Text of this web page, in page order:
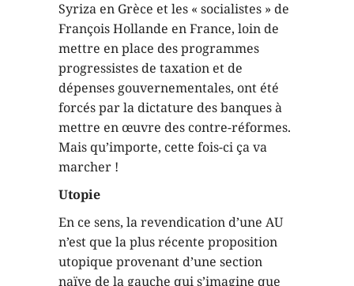
Syriza en Grèce et les « socialistes » de
François Hollande en France, loin de
mettre en place des programmes
progressistes de taxation et de
dépenses gouvernementales, ont été
forcés par la dictature des banques à
mettre en œuvre des contre-réformes.
Mais qu’importe, cette fois-ci ça va
marcher !
Utopie
En ce sens, la revendication d’une AU
n’est que la plus récente proposition
utopique provenant d’une section
naïve de la gauche qui s’imagine que